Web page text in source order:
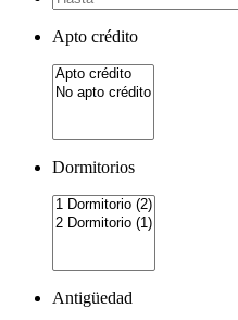
Apto crédito
Dormitorios
Antigüedad